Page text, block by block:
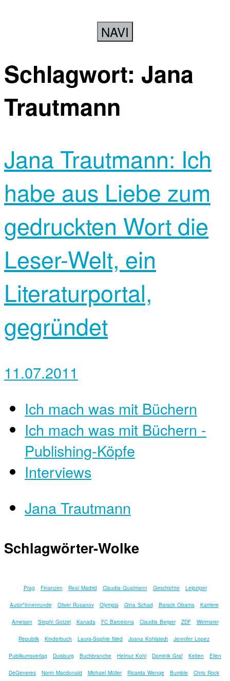
NAVI
Schlagwort: Jana
Trautmann
Jana Trautmann: Ich
habe aus Liebe zum
gedruckten Wort die
Leser-Welt, ein
Literaturportal,
gegründet
11.07.2011
Ich mach was mit Büchern
Ich mach was mit Büchern -
Publishing-Köpfe
Interviews
Jana Trautmann
Schlagwörter-Wolke
Prag Finanzen Real Madrid Claudia Qualmann Geschichte Leipziger
Autor*innenrunde Oliver Rusanov Olympia Gina Schad Barack Obama Karriere
Ameisen Stephi Gotzel Kanada FC Barcelona Claudia Berger ZDF Weimarer
Republik Kinderbuch Laura-Sophie Nied Joana Kohlstedt Jennifer Lopez
Publikumsverlag Duisburg Buchbranche Helmut Kohl Dominik Graf Kelten Ellen
DeGeneres Norm Macdonald Michael Müller Ricarda Wenge Bumble Chris Rock